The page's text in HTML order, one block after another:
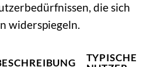
die sich
widerspiegeln.
TYPISCHE